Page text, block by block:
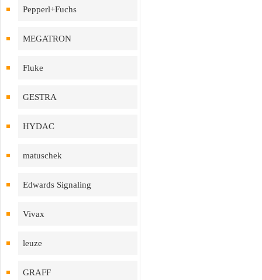
Pepperl+Fuchs
MEGATRON
Fluke
GESTRA
HYDAC
matuschek
Edwards Signaling
Vivax
leuze
GRAFF